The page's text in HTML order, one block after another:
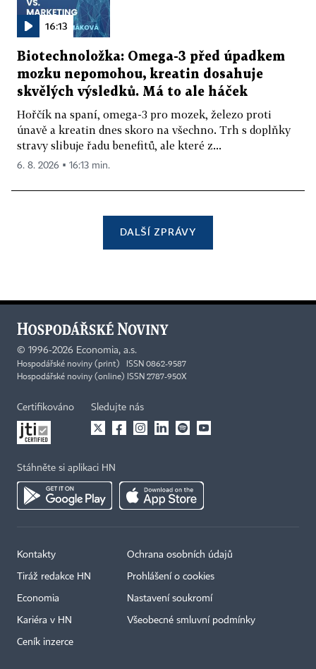
16:13
Biotechnoložka: Omega-3 před úpadkem
mozku nepomohou, kreatin dosahuje
skvělých výsledků. Má to ale háček
Hořčík na spaní, omega-3 pro mozek, železo proti
únavě a kreatin dnes skoro na všechno. Trh s doplňky
stravy slibuje řadu benefitů, ale které z...
6. 8. 2026 ▪ 16:13 min.
DALŠÍ ZPRÁVY
© 1996-2026 Economia, a.s.
Hospodářské noviny (print) ISSN 0862-9587
Hospodářské noviny (online) ISSN 2787-950X
Certifikováno Sledujte nás
Stáhněte si aplikaci HN
Kontakty
Tiráž redakce HN
Economia
Kariéra v HN
Ceník inzerce
Ochrana osobních údajů
Prohlášení o cookies
Nastavení soukromí
Všeobecné smluvní podmínky